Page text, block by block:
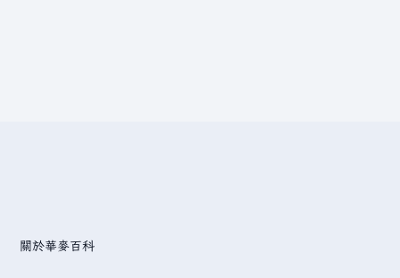
關於華麥百科